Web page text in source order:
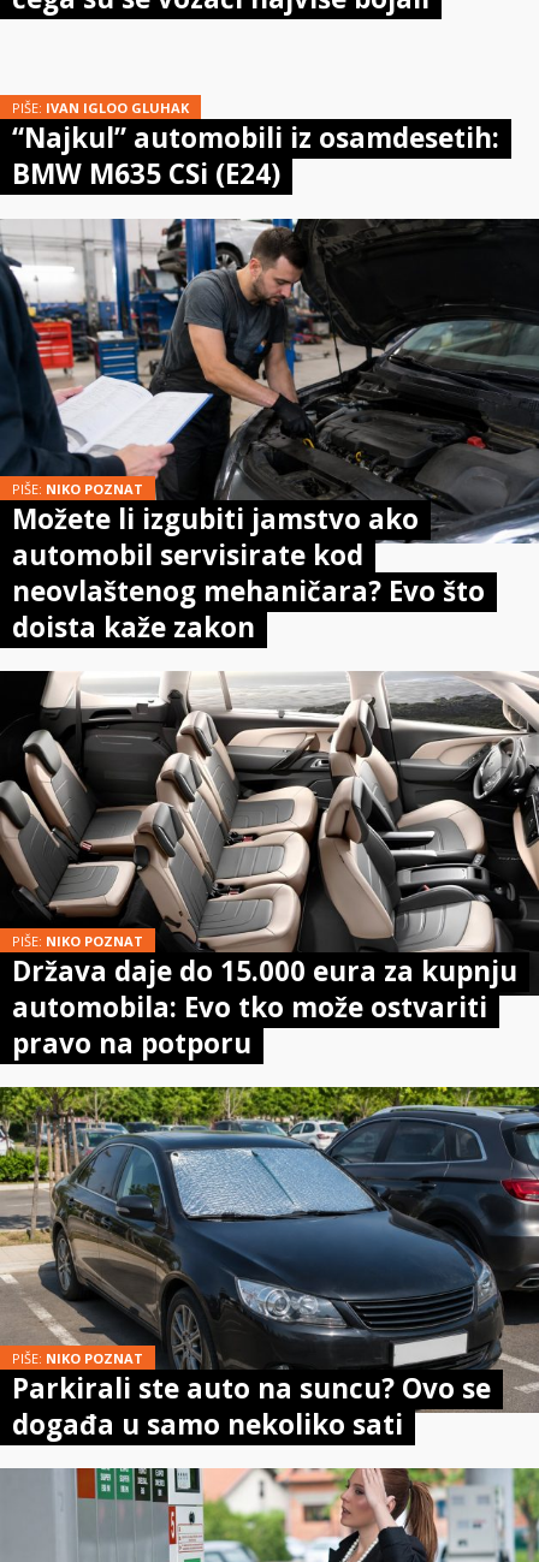
PIŠE: IVAN IGLOO GLUHAK
“Najkul” automobili iz osamdesetih:
BMW M635 CSi (E24)
PIŠE: NIKO POZNAT
Možete li izgubiti jamstvo ako
automobil servisirate kod
neovlaštenog mehaničara? Evo što
doista kaže zakon
PIŠE: NIKO POZNAT
Država daje do 15.000 eura za kupnju
automobila: Evo tko može ostvariti
pravo na potporu
PIŠE: NIKO POZNAT
Parkirali ste auto na suncu? Ovo se
događa u samo nekoliko sati